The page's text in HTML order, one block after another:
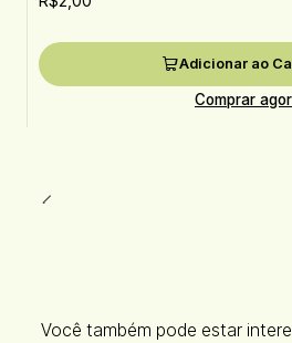
Adicionar ao
Comprar
Você também pode estar